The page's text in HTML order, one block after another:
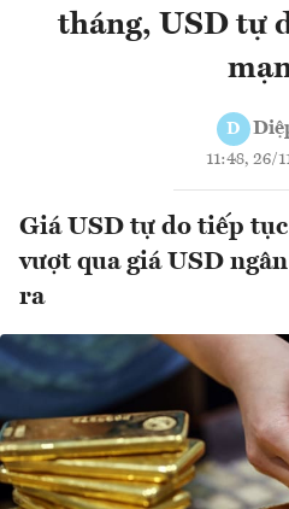
tháng, USD tự
D
11:48, 26/
Giá USD tự do tiếp
vượt qua giá USD
ra